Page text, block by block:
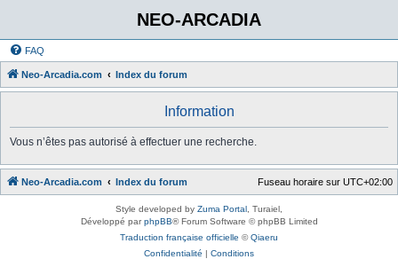
NEO-ARCADIA
FAQ
Neo-Arcadia.com Index du forum
Information
Vous n’êtes pas autorisé à effectuer une recherche.
Neo-Arcadia.com Index du forum Fuseau horaire sur UTC+02:00
Style developed by Zuma Portal , Turaiel,
Développé parphpBB® Forum Software © phpBB Limited
Traduction française officielle ©Qiaeru
Confidentialité | Conditions